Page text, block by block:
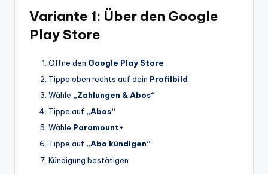
Variante 1: Über den Google
Play Store
Öffne den Google Play Store
Tippe oben rechts auf dein Profilbild
Wähle „Zahlungen & Abos“
Tippe auf „Abos“
Wähle Paramount+
Tippe auf „Abo kündigen“
Kündigung bestätigen